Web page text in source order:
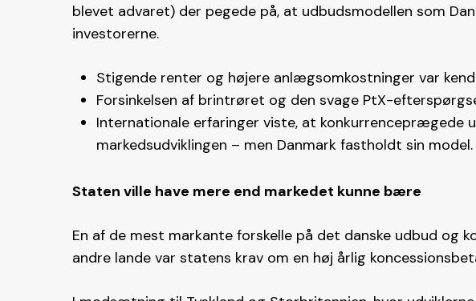
blevet advaret) der pegede på, at udbudsmodellen som
investorerne.
Stigende renter og højere anlægsomkostninger var
Forsinkelsen af brintrøret og den svage PtX-
Internationale erfaringer viste, at konkurrenceprægede
markedsudviklingen – men Danmark fastholdt sin model.
Staten ville have mere end markedet kunne bære
En af de mest markante forskelle på det danske udbud og
andre lande var statens krav om en høj årlig